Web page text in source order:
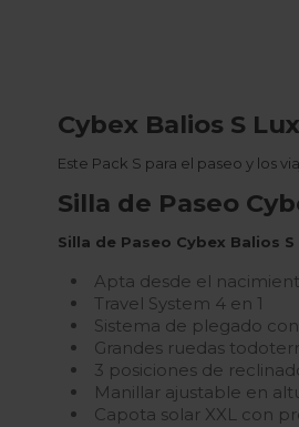
Cybex Balios S
Este Pack S para el paseo y los
Silla de Paseo
Silla de Paseo Cybex Balios S
Apta desde el
Travel System 4 en 1
Sistema de plegado
Grandes ruedas
3 posiciones de
Manillar ajustable en
Capota solar XXL con